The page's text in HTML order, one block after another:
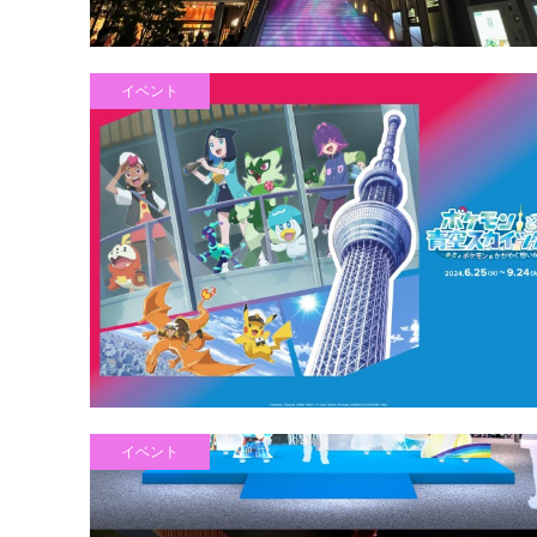
イベント
イベント